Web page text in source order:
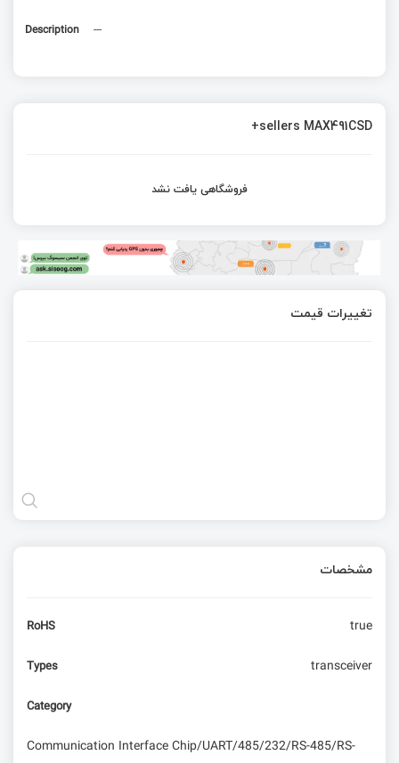
Description ---
sellers MAX491CSD+
فروشگاهی یافت نشد
تغییرات قیمت
مشخصات
RoHS true
Types transceiver
Category
Communication Interface Chip/UART/485/232/RS-485/RS-